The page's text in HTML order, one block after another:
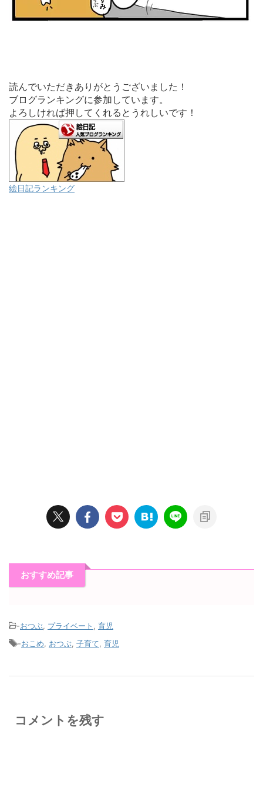
読んでいただきありがとうございました！
ブログランキングに参加しています。
よろしければ押してくれるとうれしいです！
絵日記ランキング
おすすめ記事
-おつぶ プライベート
育児
-おこめ おつぶ 子育て 育児
コメントを残す